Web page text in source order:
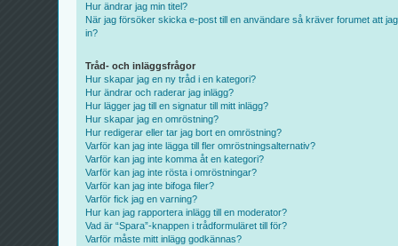
Hur ändrar jag min titel?
När jag försöker skicka e-post till en användare så kräver forumet att
in?
Tråd- och inläggsfrågor
Hur skapar jag en ny tråd i en kategori?
Hur ändrar och raderar jag inlägg?
Hur lägger jag till en signatur till mitt inlägg?
Hur skapar jag en omröstning?
Hur redigerar eller tar jag bort en omröstning?
Varför kan jag inte lägga till fler omröstningsalternativ?
Varför kan jag inte komma åt en kategori?
Varför kan jag inte rösta i omröstningar?
Varför kan jag inte bifoga filer?
Varför fick jag en varning?
Hur kan jag rapportera inlägg till en moderator?
Vad är “Spara”-knappen i trådformuläret till för?
Varför måste mitt inlägg godkännas?